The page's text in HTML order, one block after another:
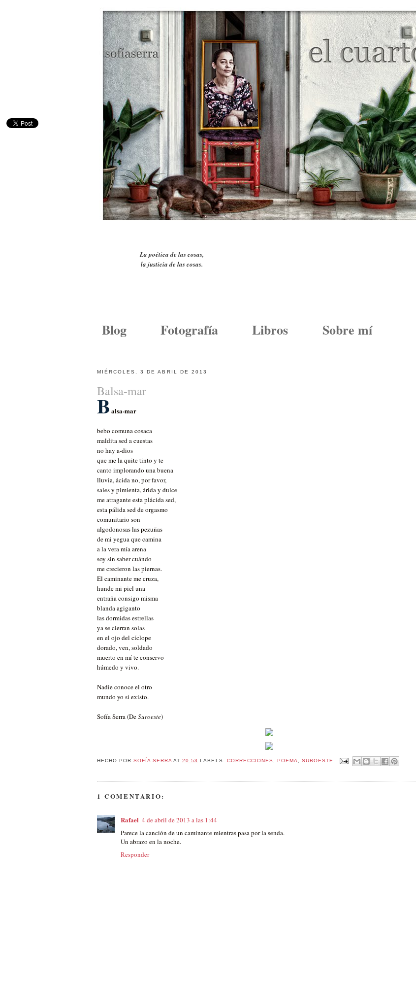
La poética de las cosas,
la justicia de las cosas.
Blog Fotografía Libros Sobre mí
MIÉRCOLES, 3 DE ABRIL DE 2013
Balsa-mar
B alsa-mar
bebo comuna cosaca
maldita sed a cuestas
no hay a-dios
que me la quite tinto y te
canto implorando una buena
lluvia, ácida no, por favor,
sales y pimienta, árida y dulce
me atragante esta plácida sed,
esta pálida sed de orgasmo
comunitario son
algodonosas las pezuñas
de mi yegua que camina
a la vera mía arena
soy sin saber cuándo
me crecieron las piernas.
El caminante me cruza,
hunde mi piel una
entraña consigo misma
blanda agiganto
las dormidas estrellas
ya se cierran solas
en el ojo del cíclope
dorado, ven, soldado
muerto en mí te conservo
húmedo y vivo.
Nadie conoce el otro
mundo yo sí existo.
Sofía Serra (DeSuroeste)
HECHO PORSOFÍA SERRAAT20:53 LABELS: CORRECCIONES , POEMA, SUROESTE
1 COMENTARIO:
Rafael 4 de abril de 2013 a las 1:44
Parece la canción de un caminante mientras pasa por la senda.
Un abrazo en la noche.
Responder